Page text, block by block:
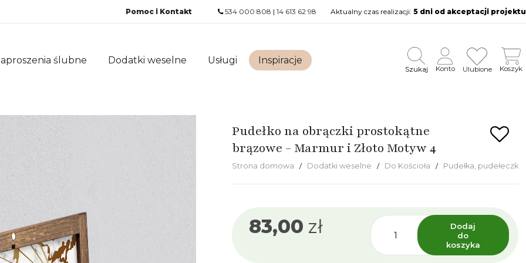
Pomoc i Kontakt 534 000 808 | 14 613 62 98 Aktualny czas realizacji: 5 dni od akceptacji projektu
ślubne Dodatki weselne Usługi Inspiracje
Szukaj Konto Ulubione Koszyk
Pudełko na obrączki prostokątne
brązowe - Marmur i Złoto Motyw 4
Strona domowa Dodatki weselne Do Kościoła Pudełka,
83,00 zł
Dodaj
do
koszyka